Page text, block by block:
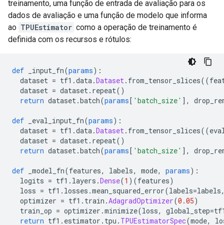
treinamento, uma função de entrada de avaliação para os
dados de avaliação e uma função de modelo que informa
ao TPUEstimator como a operação de treinamento é
definida com os recursos e rótulos:
def _input_fn(params):
dataset = tf1 .data.Dataset. from_tensor_slices((
dataset = dataset. repeat()
return dataset.batch(params[ 'batch_size' ],
def _eval_input_fn(params):
dataset = tf1 .data.Dataset. from_tensor_slices((
dataset = dataset. repeat()
return dataset.batch(params[ 'batch_size' ],
def _model_fn(features, labels, mode, params):
logits = tf1 . layers .Dense(1 )(features)
loss = tf1 . losses .mean_squared_error(labels=labels
optimizer = tf1 . train .AdagradOptimizer(0.05)
train_op = optimizer .minimize(loss, global_step=
return tf1 . estimator . tpu . TPUEstimatorSpec(mode,